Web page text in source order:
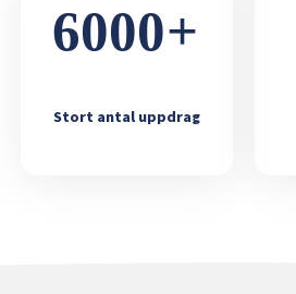
Stort antal uppdrag